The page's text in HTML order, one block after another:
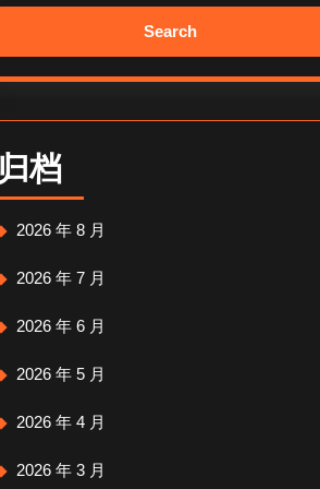
归档
2026 年 8 月
2026 年 7 月
2026 年 6 月
2026 年 5 月
2026 年 4 月
2026 年 3 月